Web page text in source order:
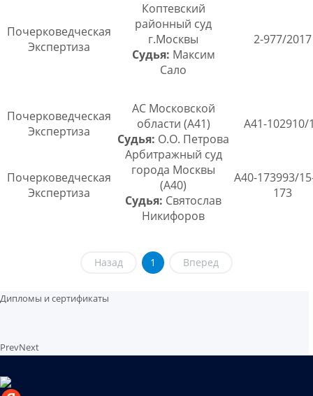
Почерковедческая
Экспертиза
Коптевский
районный суд
г.Москвы
Судья: Максим
Сало
2-977/2017
Почерковедческая
Экспертиза
АС Московской
области (А41)
Судья: О.О. Петрова
А41-102910/
Почерковедческая
Экспертиза
Арбитражный суд
города Москвы
(А40)
Судья: Святослав
Никифоров
А40-173993/
173
Назад 1 Вперед
Дипломы и сертификаты
PrevNext